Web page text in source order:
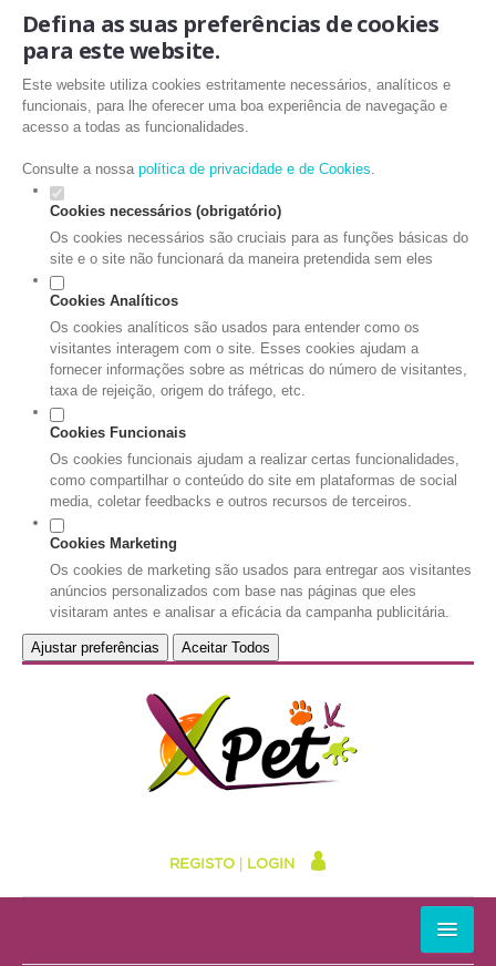
Defina as suas preferências de cookies
para este website.
Este website utiliza cookies estritamente necessários, analíticos e
funcionais, para lhe oferecer uma boa experiência de navegação e
acesso a todas as funcionalidades.
Consulte a nossa política de privacidade e de Cookies.
Cookies necessários (obrigatório)
Os cookies necessários são cruciais para as funções básicas do
site e o site não funcionará da maneira pretendida sem eles
Cookies Analíticos
Os cookies analíticos são usados para entender como os
visitantes interagem com o site. Esses cookies ajudam a
fornecer informações sobre as métricas do número de visitantes,
taxa de rejeição, origem do tráfego, etc.
Cookies Funcionais
Os cookies funcionais ajudam a realizar certas funcionalidades,
como compartilhar o conteúdo do site em plataformas de social
media, coletar feedbacks e outros recursos de terceiros.
Cookies Marketing
Os cookies de marketing são usados para entregar aos visitantes
anúncios personalizados com base nas páginas que eles
visitaram antes e analisar a eficácia da campanha publicitária.
Ajustar preferências Aceitar Todos
REGISTO LOGIN